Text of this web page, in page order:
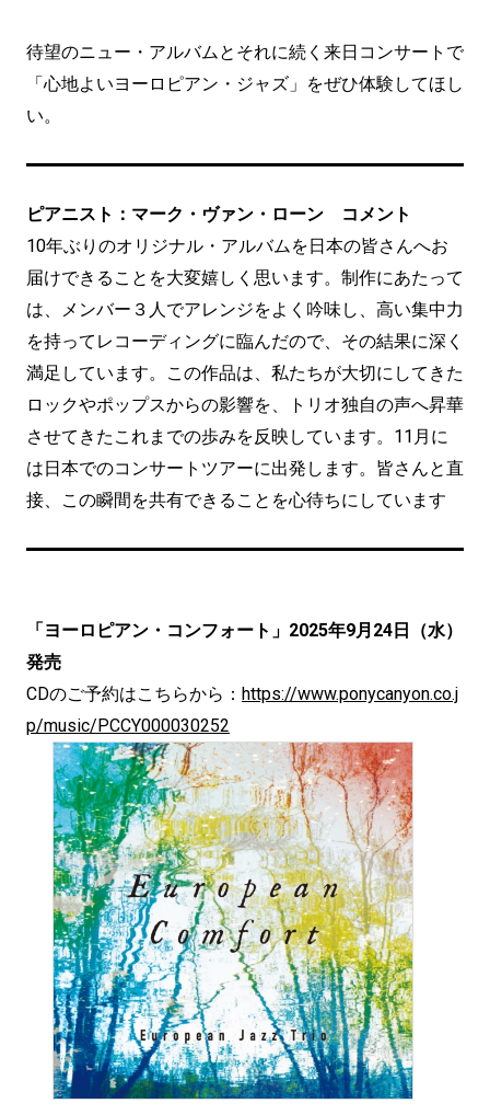
待望のニュー・アルバムとそれに続く来日コンサートで
「心地よいヨーロピアン・ジャズ」をぜひ体験してほし
い。
ピアニスト：マーク・ヴァン・ローン コメント
10年ぶりのオリジナル・アルバムを日本の皆さんへお
届けできることを大変嬉しく思います。制作にあたって
は、メンバー３人でアレンジをよく吟味し、高い集中力
を持ってレコーディングに臨んだので、その結果に深く
満足しています。この作品は、私たちが大切にしてきた
ロックやポップスからの影響を、トリオ独自の声へ昇華
させてきたこれまでの歩みを反映しています。11月に
は日本でのコンサートツアーに出発します。皆さんと直
接、この瞬間を共有できることを心待ちにしています
「ヨーロピアン・コンフォート」2025年9月24日（水）
発売
CDのご予約はこちらから： https://www.ponycanyon.co.j
p/music/PCCY000030252